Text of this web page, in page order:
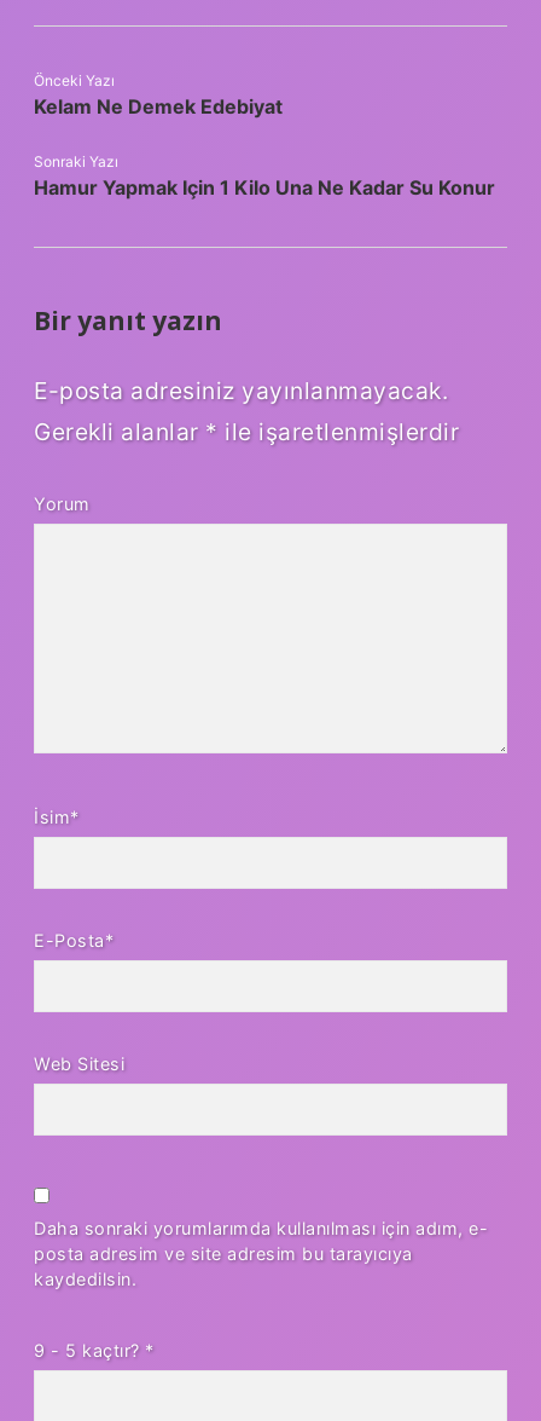
Önceki Yazı
Kelam Ne Demek Edebiyat
Sonraki Yazı
Hamur Yapmak Için 1 Kilo Una Ne Kadar Su Konur
Bir yanıt yazın
E-posta adresiniz yayınlanmayacak.
Gerekli alanlar * ile işaretlenmişlerdir
Yorum
İsim*
E-Posta*
Web Sitesi
Daha sonraki yorumlarımda kullanılması için adım, e-
posta adresim ve site adresim bu tarayıcıya
kaydedilsin.
9 - 5 kaçtır? *